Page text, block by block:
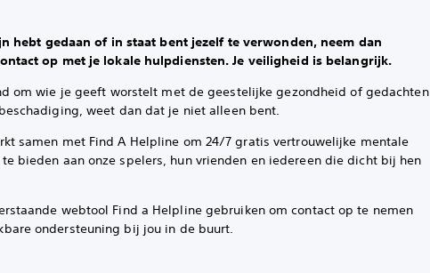
hebt gedaan of in staat bent jezelf te verwonden, neem dan
op met je lokale hulpdiensten. Je veiligheid is belangrijk.
om wie je geeft worstelt met de geestelijke gezondheid of gedachten
weet dan dat je niet alleen bent.
samen met Find A Helpline om 24/7 gratis vertrouwelijke mentale
bieden aan onze spelers, hun vrienden en iedereen die dicht bij hen
webtool Find a Helpline gebruiken om contact op te nemen
ondersteuning bij jou in de buurt.